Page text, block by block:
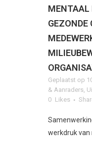
MENTAAL
GEZONDE
Geplaatst op
& Aanraders,
0 Likes
werkdruk van